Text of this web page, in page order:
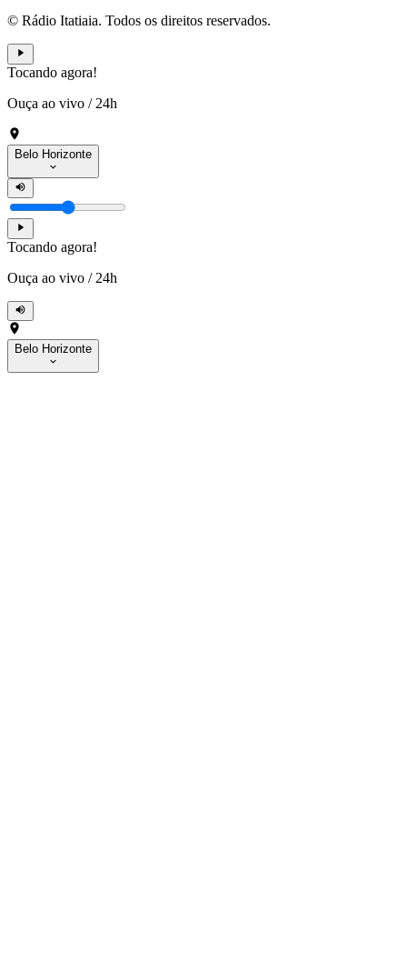
© Rádio Itatiaia. Todos os direitos reservados.
Tocando agora!
Ouça ao vivo / 24h
Belo Horizonte
Tocando agora!
Ouça ao vivo / 24h
Belo Horizonte